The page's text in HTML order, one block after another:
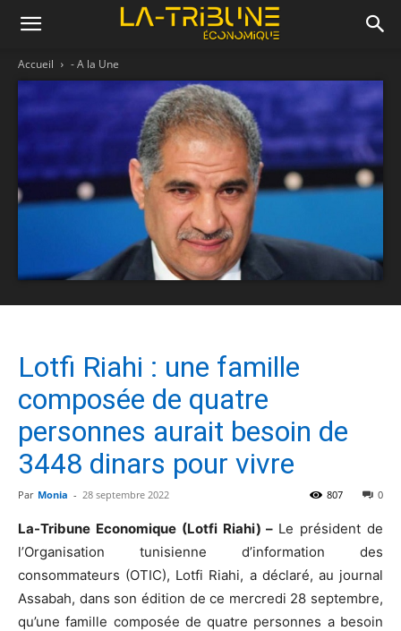
Accueil - A la Une
Lotfi Riahi : une famille
composée de quatre
personnes aurait besoin de
3448 dinars pour vivre
Par Monia - 28 septembre 2022 0
807
La-Tribune Economique (Lotfi Riahi) – Le président de
l’Organisation tunisienne d’information des
consommateurs (OTIC), Lotfi Riahi, a déclaré, au journal
Assabah, dans son édition de ce mercredi 28 septembre,
qu’une famille composée de quatre personnes a besoin